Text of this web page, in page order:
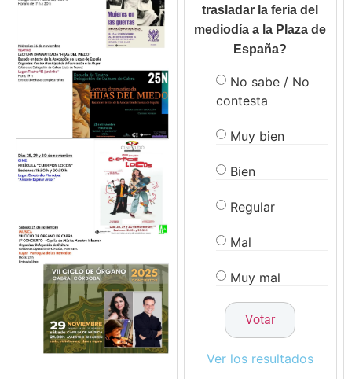
trasladar la feria del
mediodía a la Plaza de
España?
No sabe / No
contesta
Muy bien
Bien
Regular
Mal
Muy mal
Ver los resultados